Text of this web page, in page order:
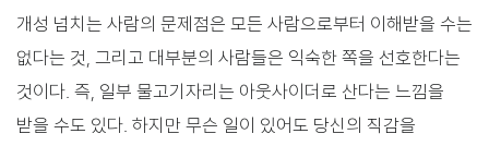
개성 넘치는 사람의 문제점은 모든 사람으로부터 이해받을 수는
없다는 것, 그리고 대부분의 사람들은 익숙한 쪽을 선호한다는
것이다. 즉, 일부 물고기자리는 아웃사이더로 산다는 느낌을
받을 수도 있다. 하지만 무슨 일이 있어도 당신의 직감을